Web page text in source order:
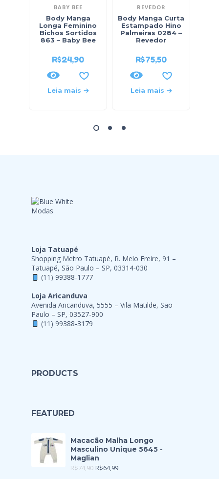
BABY BEE
Body Manga
Longa Feminino
Bichos Sortidos
863 – Baby Bee
R$24,90
Leia mais
REVEDOR
Body Manga Curta
Estampado Hino
Palmeiras 0284 –
Revedor
R$75,50
Leia mais
Loja Tatuapé
Shopping Metro Tatuapé, R. Melo Freire, 91 –
Tatuapé, São Paulo – SP, 03314-030
(11) 99388-1777
Loja Aricanduva
Avenida Aricanduva, 5555 – Vila Matilde, São
Paulo – SP, 03527-900
(11) 99388-3179
PRODUCTS
FEATURED
Macacão Malha Longo
Masculino Unique 5645 -
Maglian
R$74,90 R$64,99